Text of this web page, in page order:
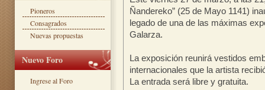
Ñandereko” (25 de Mayo 1141)
legado de una de las máximas
Galarza.
La exposición reunirá vestidos
internacionales que la artista
La entrada será libre y gratuita.
Pioneros
Consagrados
Nuevas propuestas
Nuevo Foro
Ingrese al Foro